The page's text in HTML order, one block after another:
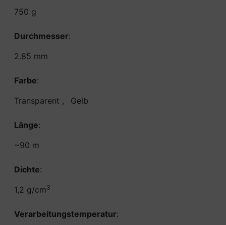
750 g
Durchmesser:
2.85 mm
Farbe:
Transparent , Gelb
Länge:
~90 m
Dichte:
1,2 g/cm3
Verarbeitungstemperatur: